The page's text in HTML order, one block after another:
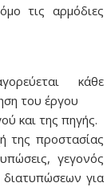
τις αρμόδιες
κάθε
του έργου
και της πηγής.
της προστασίας
γεγονός
διατυπώσεων για